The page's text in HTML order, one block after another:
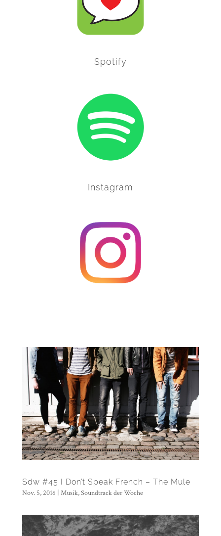
Spotify
Instagram
Sdw #45 I Don’t Speak French – The Mule
Nov. 5, 2016 Musik,Soundtrack der Woche